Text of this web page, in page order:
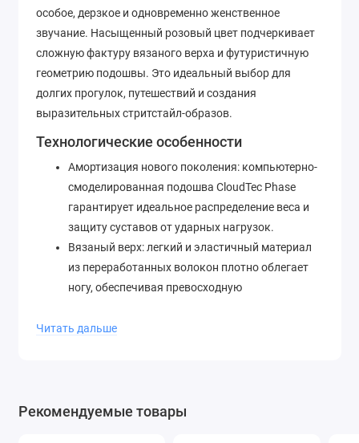
особое, дерзкое и одновременно женственное
звучание. Насыщенный розовый цвет подчеркивает
сложную фактуру вязаного верха и футуристичную
геометрию подошвы. Это идеальный выбор для
долгих прогулок, путешествий и создания
выразительных стритстайл-образов.
Технологические особенности
Амортизация нового поколения: компьютерно-
смоделированная подошва CloudTec Phase
гарантирует идеальное распределение веса и
защиту суставов от ударных нагрузок.
Вязаный верх: легкий и эластичный материал
из переработанных волокон плотно облегает
ногу, обеспечивая превосходную
Система фиксации: удобная эластичная
вспененных материалов делает кроссовки
Читать дальше
Рекомендуемые товары